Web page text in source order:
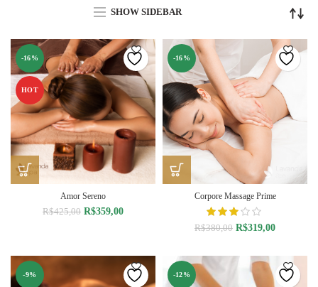
SHOW SIDEBAR
-16%
HOT
Amor Sereno
R$425,00 O
R$359,00O
R$359,00.
-16%
Corpore Massage Prime
R$380,00 O
R$380,00.
R$319,00O
R$319,00.
-9% -12%